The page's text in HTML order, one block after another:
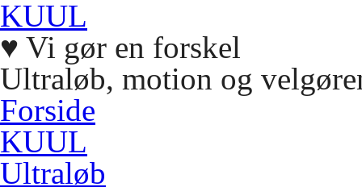
KUUL
♥ Vi gør en forskel
Ultraløb, motion og
Forside
KUUL
Ultraløb